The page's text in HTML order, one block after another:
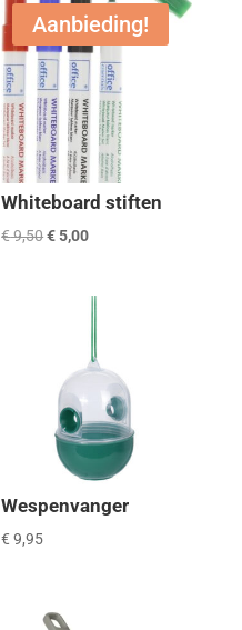
Aanbieding!
Whiteboard stiften
€9,50Oorspronkelijke
€5,00Huidige
is:
Wespenvanger
€ 9,95